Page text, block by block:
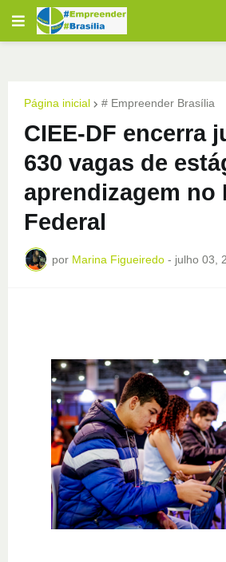
Página inicial # Empreender Brasília
CIEE-DF encerra
630 vagas de
aprendizagem no
Federal
por Marina Figueiredo - julho 03,